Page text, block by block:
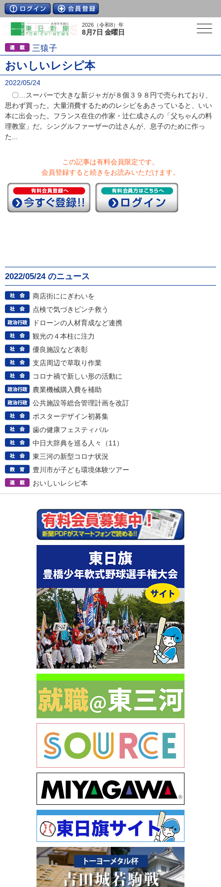
2026（令和8）年
8月7日 金曜日
三猿子
おいしいレシピ本
2022/05/24
〇…スーパーで大きな新ジャガが８個３９８円で売られており、
思わず買った。大量消費するためのレシピをあさっていると、いい
本に出会った。フランス在住の作家・辻仁成さんの「父ちゃんの料
理教室」だ。シングルファーザーの辻さんが、息子のために作っ
た...
この記事は有料会員限定です。
会員登録すると続きをお読みいただけます。
2022/05/24 のニュース
商店街ににぎわいを
点検で気づきピンチ救う
ドローンの人材育成など連携
観光の４本柱に注力
優良施設など表彰
支店周辺で草取り作業
コロナ禍で新しい形の活動に
農業機械購入費を補助
公共施設等総合管理計画を改訂
ポスターデザイン初募集
歯の健康フェスティバル
中日大辞典を巡る人々（11）
東三河の新型コロナ状況
豊川市が子ども環境体験ツアー
おいしいレシピ本